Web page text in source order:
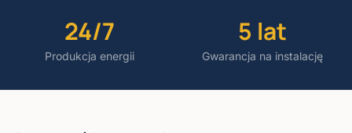
24/7
Produkcja energii
5 lat
Gwarancja na instalację